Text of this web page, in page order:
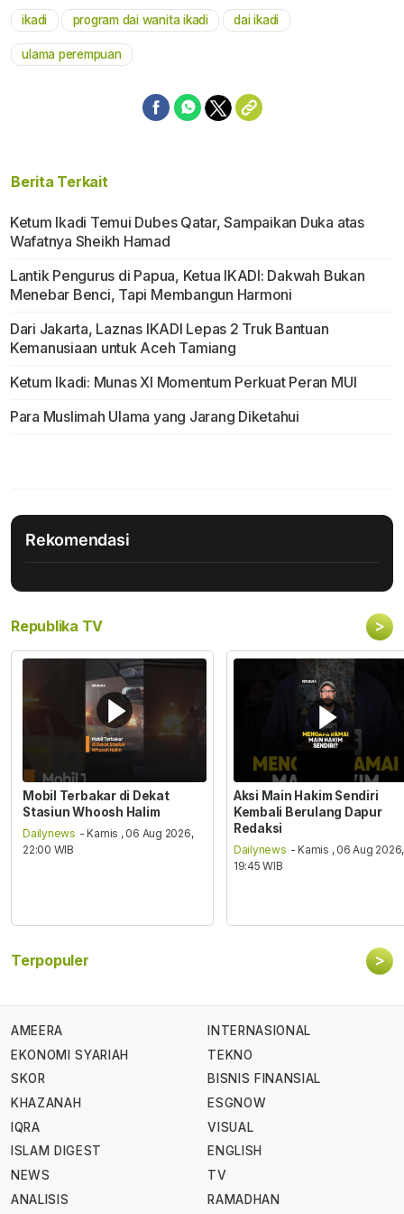
ikadi program dai wanita ikadi dai ikadi
ulama perempuan
Berita Terkait
Ketum Ikadi Temui Dubes Qatar, Sampaikan Duka atas
Wafatnya Sheikh Hamad
Lantik Pengurus di Papua, Ketua IKADI: Dakwah Bukan
Menebar Benci, Tapi Membangun Harmoni
Dari Jakarta, Laznas IKADI Lepas 2 Truk Bantuan
Kemanusiaan untuk Aceh Tamiang
Ketum Ikadi: Munas XI Momentum Perkuat Peran MUI
Para Muslimah Ulama yang Jarang Diketahui
Rekomendasi
Republika TV >
Mobil Terbakar di Dekat
Stasiun Whoosh Halim
Dailynews - Kamis , 06 Aug 2026,
22:00 WIB
Aksi Main Hakim Sendiri
Kembali Berulang Dapur
Redaksi
Dailynews - Kamis , 06 Aug 2026,
19:45 WIB
Terpopuler >
AMEERA
EKONOMI SYARIAH
SKOR
KHAZANAH
IQRA
ISLAM DIGEST
NEWS
ANALISIS
INTERNASIONAL
TEKNO
BISNIS FINANSIAL
ESGNOW
VISUAL
ENGLISH
TV
RAMADHAN